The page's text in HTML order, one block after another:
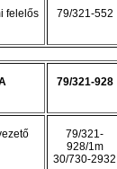
felelős 79/321-552
79/321-928
79/321-
928/1m
30/730-2932